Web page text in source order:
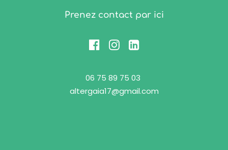
Prenez contact par ici
06 75 89 75 03
altergaia17@gmail.com